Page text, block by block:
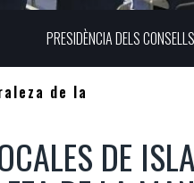
PRESIDÈNCIA DELS CONSELLS
de la
DE